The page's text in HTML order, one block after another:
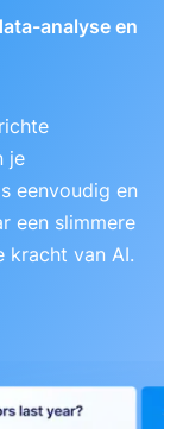
analyse en
je
eenvoudig en
een slimmere
kracht van AI.